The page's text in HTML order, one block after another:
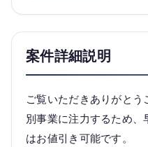
案件詳細説明
ご覧いただきありがとう
別事業に注力するため、
はお値引き可能です。